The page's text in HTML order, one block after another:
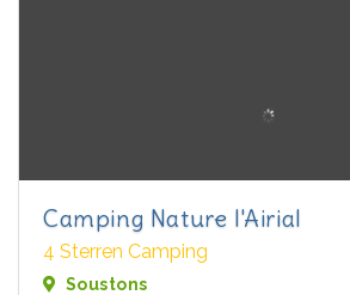
Camping Nature l'Airial
4 Sterren Camping
Soustons